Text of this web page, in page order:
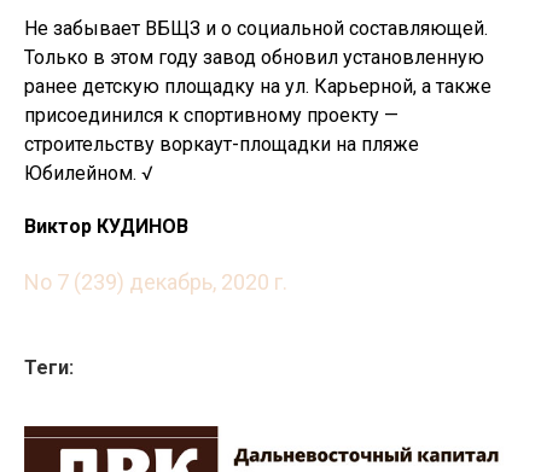
Не забывает ВБЩЗ и о социальной составляющей.
Только в этом году завод обновил установленную
ранее детскую площадку на ул. Карьерной, а также
присоединился к спортивному проекту —
строительству воркаут-площадки на пляже
Юбилейном. √
Виктор КУДИНОВ
No 7 (239) декабрь, 2020 г.
Теги: